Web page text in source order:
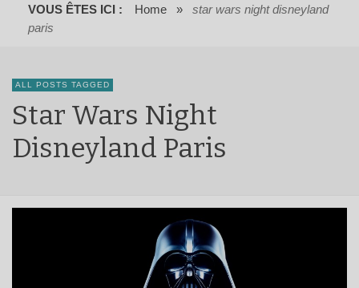
VOUS ÊTES ICI : Home »
star wars night disneyland
paris
ALL POSTS TAGGED
Star Wars Night
Disneyland Paris